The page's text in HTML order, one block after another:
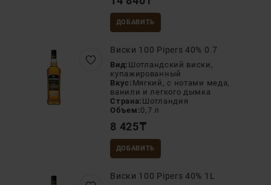
ДОБАВИТЬ
Виски 100 Pipers 40% 0.7
Вид: Шотландский виски,
купажированный
Вкус: Мягкий, с нотами меда,
ванили и легкого дымка
Страна: Шотландия
Объем:0,7 л
8 425₸
ДОБАВИТЬ
Виски 100 Pipers 40% 1L